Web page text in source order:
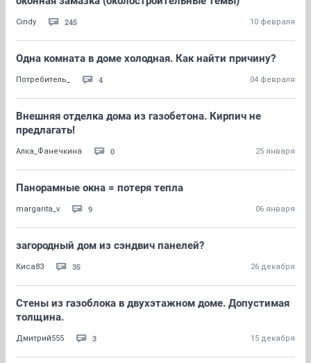
Cindy 245 10 февраля
Одна комната в доме холодная. Как найти причину?
Потребитель_ 4 04 февраля
Внешняя отделка дома из газобетона. Кирпич не
предлагать!
Алка_Фанечкина 0 25 января
Панорамные окна = потеря тепла
margarita_v 9 06 января
загородный дом из сэндвич панелей?
Киса83 35 26 декабря
Стены из газоблока в двухэтажном доме. Допустимая
толщина.
Дмитрий555 3 15 декабря